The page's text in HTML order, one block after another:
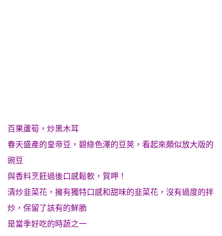
百果蘆筍，炒黑木耳
春天盛產的皇帝豆，碧綠色澤的豆莢，看起來頗似放大版的
豌豆
與香料烹飪過後 口感鬆軟，賀呷！
清炒韭菜花，擁有獨特口感和甜味的韭菜花，沒有過度的拌
炒，保留了該有的鮮脆
是當季好吃的時蔬之一